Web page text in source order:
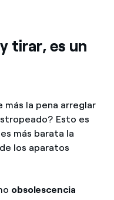
tirar, es un
más la pena arreglar
Esto es
más barata la
los aparatos
obsolescencia